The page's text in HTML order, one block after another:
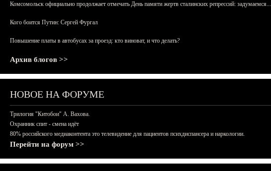
Комсомольск официально продолжает отмечать День памяти жертв сталинских репрессий: задумаемся...
Кого боится Путин: Сергей Фургал
Повышение платы в автобусах за проезд: кто виноват, и что делать?
Архив блогов >>
НОВОЕ НА ФОРУМЕ
Трилогия "Китобои" А. Вахова.
Охранник спит - смена идёт
80% российского медиаконтента это телевидение для пациентов психдиспансера и наркологии.
Перейти на форум >>